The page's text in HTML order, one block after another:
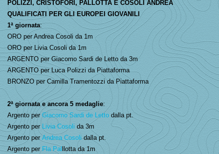
POLIZZI, CRISTOFORI, PALLOTTA E COSOLI ANDREA
QUALIFICATI PER GLI EUROPEI GIOVANILI
1ª giornata:
ORO per Andrea Cosoli da 1m
ORO per Livia Cosoli da 1m
ARGENTO per Giacomo Sardi de Letto da 3m
ARGENTO per Luca Polizzi da Piattaforma
BRONZO per Camilla Tramentozzi da Piattaforma
2ª giornata e ancora 5 medaglie:
Argento per Giacomo Sardi de Letto dalla pt.
Argento perLivia Cosoli da 3m
Argento perAndrea Cosolidalla pt.
Argento perFla Palllotta da 1m